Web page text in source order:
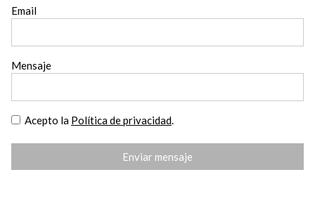
Email
Mensaje
Acepto la Política de privacidad.
Enviar mensaje